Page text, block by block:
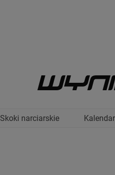
Skoki narciarskie